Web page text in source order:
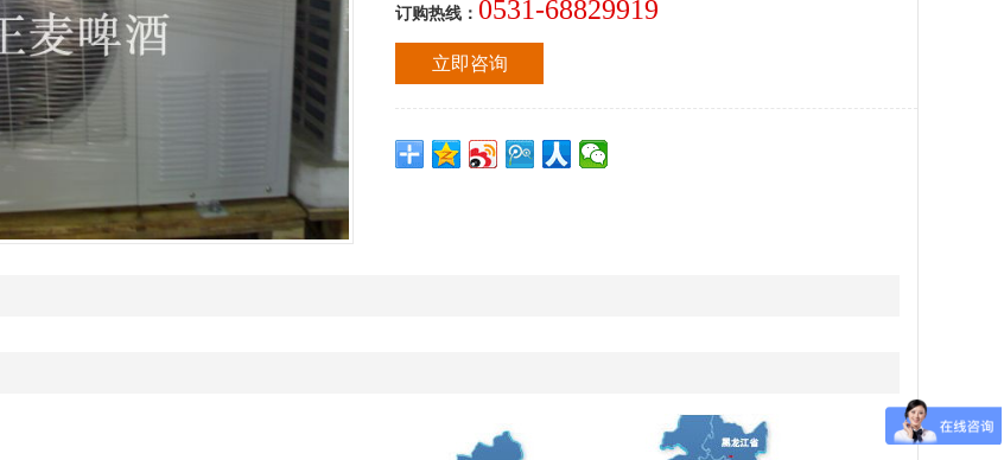
订购热线： 0531-68829919
立即咨询